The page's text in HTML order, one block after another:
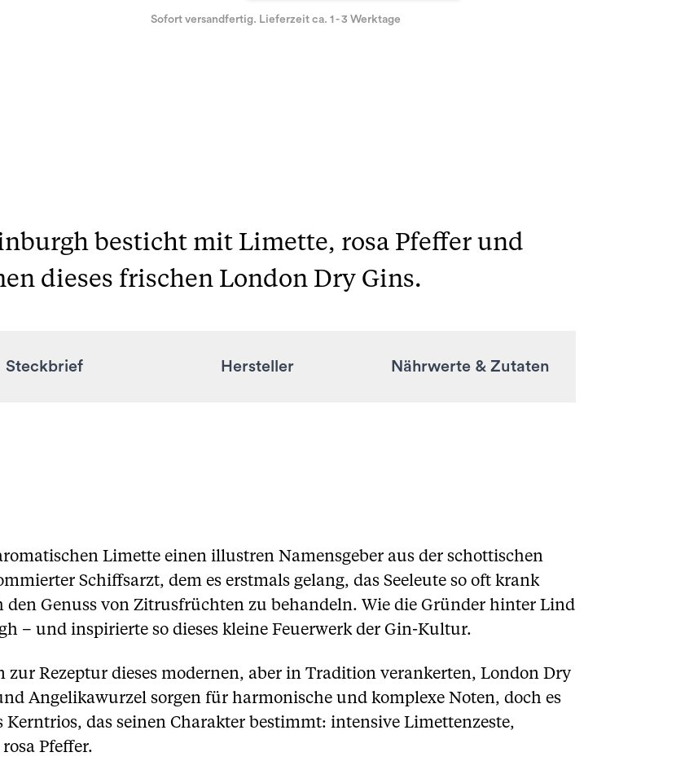
Sofort versandfertig. Lieferzeit ca. 1 - 3 Werktage
besticht mit Limette, rosa Pfeffer und
dieses frischen London Dry Gins.
Steckbrief Hersteller Nährwerte & Zutaten
Limette einen illustren Namensgeber aus der schottischen
Schiffsarzt, dem es erstmals gelang, das Seeleute so oft krank
Genuss von Zitrusfrüchten zu behandeln. Wie die Gründer hinter Lind
– und inspirierte so dieses kleine Feuerwerk der Gin-Kultur.
zur Rezeptur dieses modernen, aber in Tradition verankerten, London Dry
Angelikawurzel sorgen für harmonische und komplexe Noten, doch es
Kerntrios, das seinen Charakter bestimmt: intensive Limettenzeste,
Pfeffer.